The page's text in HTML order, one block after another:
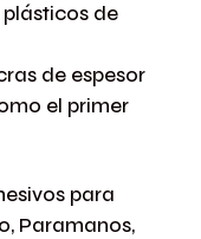
de
de espesor
el primer
para
Paramanos,